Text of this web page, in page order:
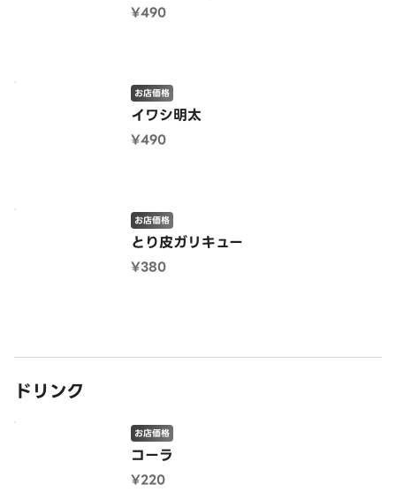
¥490
イワシ明太
お店価格
¥490
とり皮ガリキュー
お店価格
¥380
ドリンク
コーラ
お店価格
¥220